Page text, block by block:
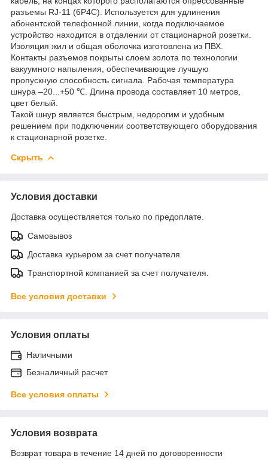
разъемы RJ-11 (6P4C). Используется для удлинения
абонентской телефонной линии, когда подключаемое
устройство находится в отдалении от стационарной розетки.
Изоляция жил и общая оболочка изготовлена из ПВХ.
Контакты разъемов покрыты слоем золота по технологии
вакуумного напыления, обеспечивающие лучшую
пропускную способность сигнала. Рабочая температура
шнура –20...+50 ℃. Длина провода составляет 10 метров,
цвет белый.
Такой шнур является быстрым, недорогим и удобным
решением при подключении соответствующего оборудования
к стационарной розетке.
Скрыть
Условия доставки
Доставка осуществляется только по предоплате.
Самовывоз
Доставка курьером за счет получателя
Транспортной компанией за счет получателя.
Все условия доставки
Условия оплаты
Наличными
Безналичный расчет
Все условия оплаты
Условия возврата
Возврат товара в течение 14 дней по договоренности